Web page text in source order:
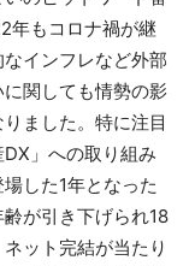
年もコロナ禍が継
インフレなど外部
関しても情勢の影
ました。特に注目
」への取り組み
した1年となった
が引き下げられ18
ット完結が当たり